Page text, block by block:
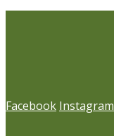
Facebook Instagram